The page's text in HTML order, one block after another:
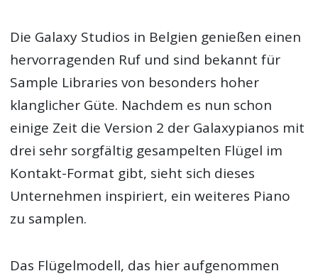
Die Galaxy Studios in Belgien genießen einen
hervorragenden Ruf und sind bekannt für
Sample Libraries von besonders hoher
klanglicher Güte. Nachdem es nun schon
einige Zeit die Version 2 der Galaxypianos mit
drei sehr sorgfältig gesampelten Flügel im
Kontakt-Format gibt, sieht sich dieses
Unternehmen inspiriert, ein weiteres Piano
zu samplen.
Das Flügelmodell, das hier aufgenommen